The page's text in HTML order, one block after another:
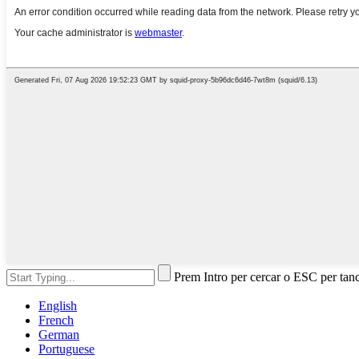
Prem Intro per cercar o ESC per
English
French
German
Portuguese